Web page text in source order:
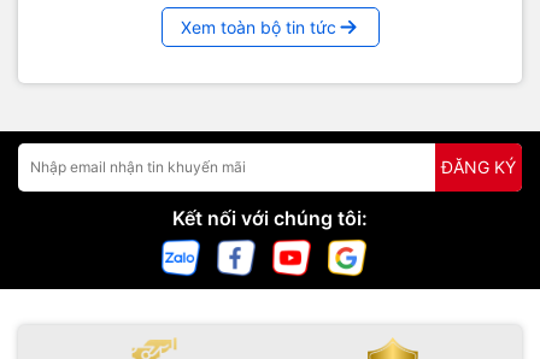
Xem toàn bộ tin tức
ĐĂNG KÝ
Kết nối với chúng tôi: